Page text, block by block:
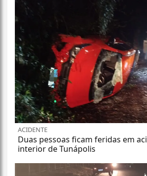
ACIDENTE
Duas pessoas ficam feridas em
interior de Tunápolis